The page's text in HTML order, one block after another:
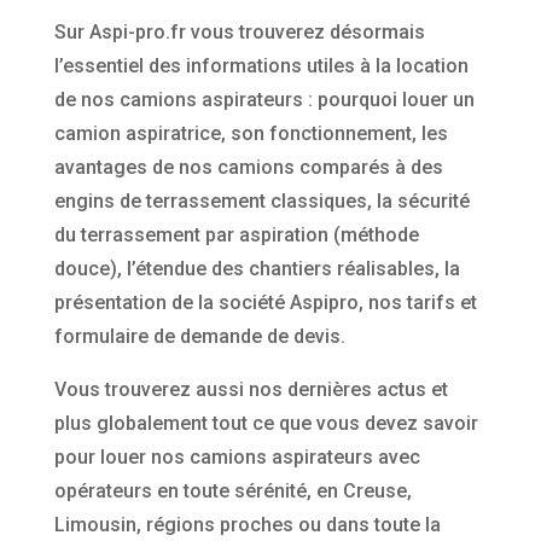
Sur Aspi-pro.fr vous trouverez désormais
l’essentiel des informations utiles à la location
de nos camions aspirateurs : pourquoi louer un
camion aspiratrice, son fonctionnement, les
avantages de nos camions comparés à des
engins de terrassement classiques, la sécurité
du terrassement par aspiration (méthode
douce), l’étendue des chantiers réalisables, la
présentation de la société Aspipro, nos tarifs et
formulaire de demande de devis.
Vous trouverez aussi nos dernières actus et
plus globalement tout ce que vous devez savoir
pour louer nos camions aspirateurs avec
opérateurs en toute sérénité, en Creuse,
Limousin, régions proches ou dans toute la